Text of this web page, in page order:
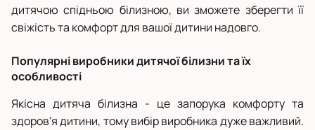
дитячою спідньою білизною, ви зможете зберегти її
свіжість та комфорт для вашої дитини надовго.
Популярні виробники дитячої білизни та їх
особливості
Якісна дитяча білизна - це запорука комфорту та
здоров'я дитини, тому вибір виробника дуже важливий.